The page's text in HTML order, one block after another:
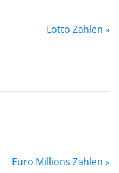
Lotto Zahlen »
Euro Millions Zahlen »